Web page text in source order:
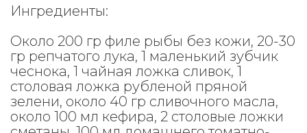
Ингредиенты:
Около 200 гр филе рыбы без кожи, 20-30
гр репчатого лука, 1 маленький зубчик
чеснока, 1 чайная ложка сливок, 1
столовая ложка рубленой пряной
зелени, около 40 гр сливочного масла,
около 100 мл кефира, 2 столовые ложки